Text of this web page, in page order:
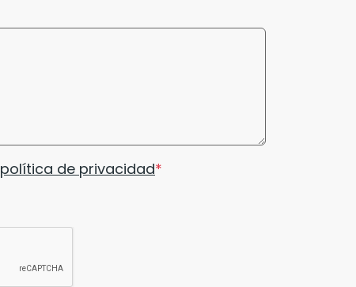
política de privacidad